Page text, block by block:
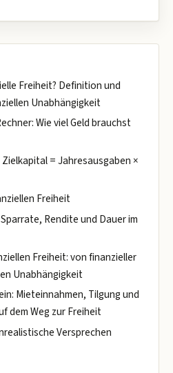
Freiheit? Definition und
Unabhängigkeit
Wie viel Geld brauchst
= Jahresausgaben ×
Freiheit
Rendite und Dauer im
Freiheit: von finanzieller
Unabhängigkeit
Mieteinnahmen, Tilgung und
dem Weg zur Freiheit
Versprechen